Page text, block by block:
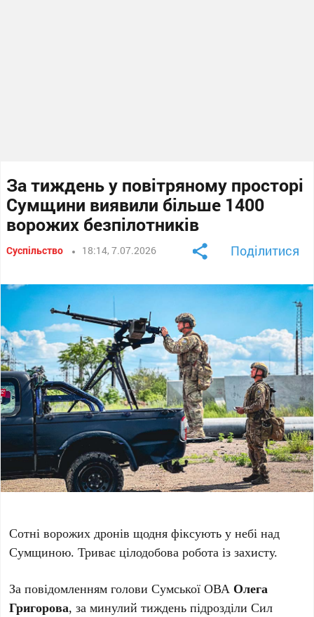
За тиждень у повітряному просторі
Сумщини виявили більше 1400
ворожих безпілотників
Суспільство 18:14, 7.07.2026 Поділитися
Сотні ворожих дронів щодня фіксують у небі над
Сумщиною. Триває цілодобова робота із захисту.
За повідомленням голови Сумської ОВА Олега
Григорова, за минулий тиждень підрозділи Сил